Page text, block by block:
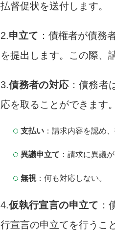
払督促状を送付します。
2.申立て ：債権者が債務
を提出します。この際、
3.債務者の対応：債務者
応を取ることができます。
支払い：請求内容を認め
異議申立て ：請求に異議
無視：何も対応しない。
4.仮執行宣言の申立て ：
行宣言の申立てを行うこ